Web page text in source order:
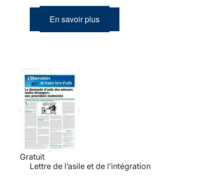
En savoir plus
Gratuit
Lettre de l’asile et de l’intégration